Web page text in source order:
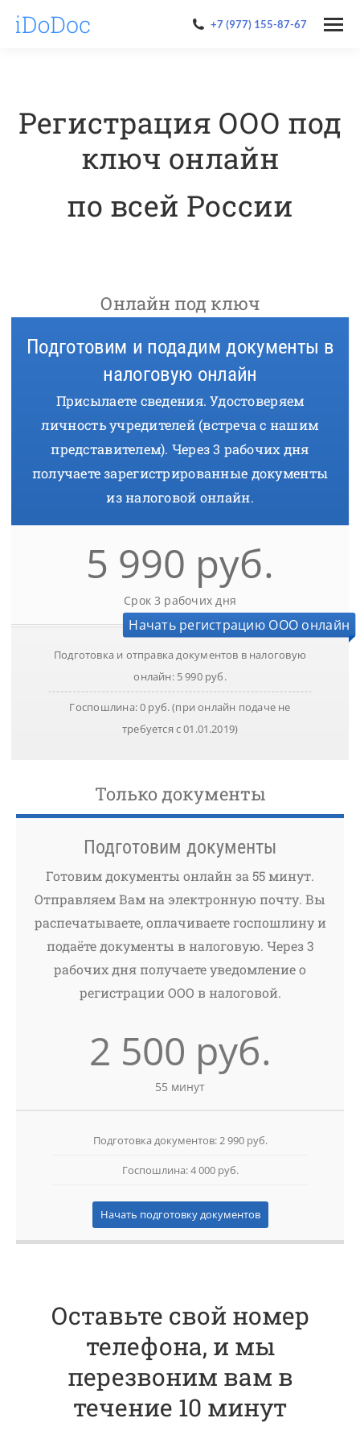
+7 (977) 155-87-67
Регистрация ООО под
ключ онлайн
по всей России
Онлайн под ключ
Подготовим и подадим документы в
налоговую онлайн
Присылаете сведения. Удостоверяем
личность учредителей (встреча с нашим
представителем). Через 3 рабочих дня
получаете зарегистрированные документы
из налоговой онлайн.
5 990 руб.
Cрок 3 рабочих дня
Начать регистрацию ООО онлайн
Подготовка и отправка документов в налоговую
онлайн: 5 990 руб.
Госпошлина: 0 руб. (при онлайн подаче не
требуется с 01.01.2019)
Только документы
Подготовим документы
Готовим документы онлайн за 55 минут.
Отправляем Вам на электронную почту. Вы
распечатываете, оплачиваете госпошлину и
подаёте документы в налоговую. Через 3
рабочих дня получаете уведомление о
регистрации ООО в налоговой.
2 500 руб.
55 минут
Подготовка документов: 2 990 руб.
Госпошлина: 4 000 руб.
Начать подготовку документов
Оставьте свой номер
телефона, и мы
перезвоним вам в
течение 10 минут